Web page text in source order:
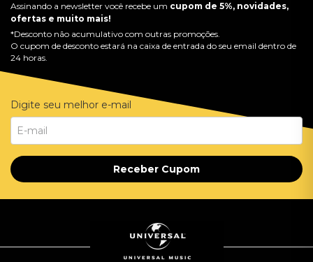
Assinando a newsletter você recebe um cupom de 5%, novidades,
ofertas e muito mais!
*Desconto não acumulativo com outras promoções.
O cupom de desconto estará na caixa de entrada do seu email dentro de
24 horas.
Digite seu melhor e-mail
Receber Cupom